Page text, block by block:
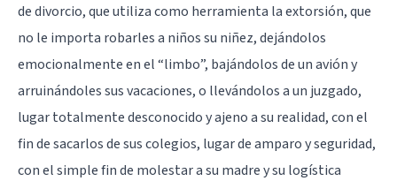
de divorcio, que utiliza como herramienta la extorsión, que
no le importa robarles a niños su niñez, dejándolos
emocionalmente en el “limbo”, bajándolos de un avión y
arruinándoles sus vacaciones, o llevándolos a un juzgado,
lugar totalmente desconocido y ajeno a su realidad, con el
fin de sacarlos de sus colegios, lugar de amparo y seguridad,
con el simple fin de molestar a su madre y su logística